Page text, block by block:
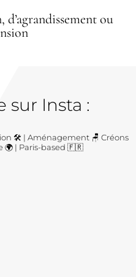
ou
sur Insta :
🛠️ | Aménagement 🪑 Créons
🌍 | Paris-based 🇫🇷